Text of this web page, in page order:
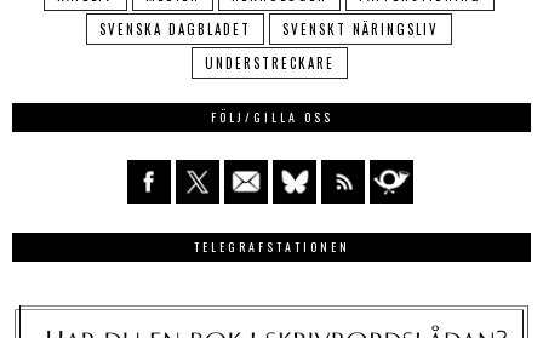
SVENSKA DAGBLADET
SVENSKT NÄRINGSLIV
UNDERSTRECKARE
FÖLJ/GILLA OSS
TELEGRAFSTATIONEN